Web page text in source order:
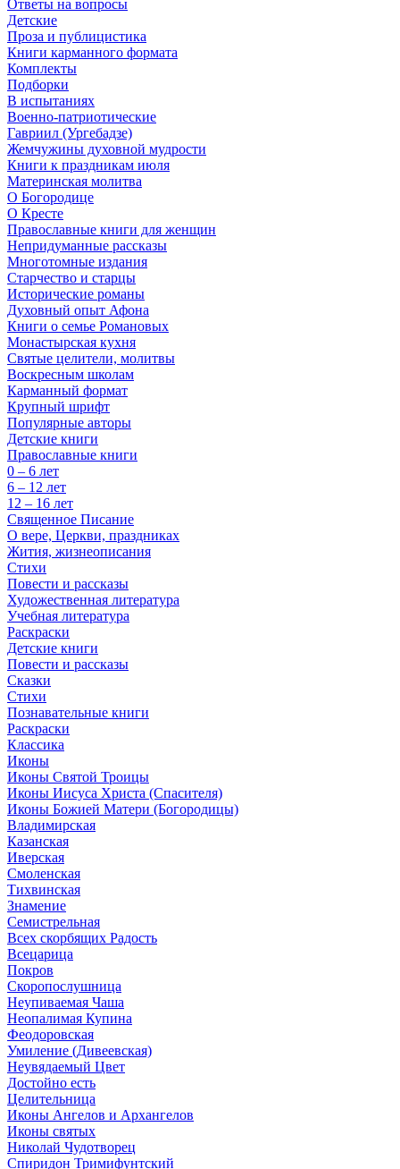
Ответы на вопросы
Детские
Проза и публицистика
Книги карманного формата
Комплекты
Подборки
В испытаниях
Военно-патриотические
Гавриил (Ургебадзе)
Жемчужины духовной мудрости
Книги к праздникам июля
Материнская молитва
О Богородице
О Кресте
Православные книги для женщин
Непридуманные рассказы
Многотомные издания
Старчество и старцы
Исторические романы
Духовный опыт Афона
Книги о семье Романовых
Монастырская кухня
Святые целители, молитвы
Воскресным школам
Карманный формат
Крупный шрифт
Популярные авторы
Детские книги
Православные книги
0 – 6 лет
6 – 12 лет
12 – 16 лет
Священное Писание
О вере, Церкви, праздниках
Жития, жизнеописания
Стихи
Повести и рассказы
Художественная литература
Учебная литература
Раскраски
Детские книги
Повести и рассказы
Сказки
Стихи
Познавательные книги
Раскраски
Классика
Иконы
Иконы Святой Троицы
Иконы Иисуса Христа (Спасителя)
Иконы Божией Матери (Богородицы)
Владимирская
Казанская
Иверская
Смоленская
Тихвинская
Знамение
Семистрельная
Всех скорбящих Радость
Всецарица
Покров
Скоропослушница
Неупиваемая Чаша
Неопалимая Купина
Феодоровская
Умиление (Дивеевская)
Неувядаемый Цвет
Достойно есть
Целительница
Иконы Ангелов и Архангелов
Иконы святых
Николай Чудотворец
Спиридон Тримифунтский